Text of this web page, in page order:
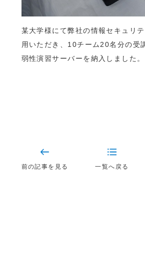
某大学様にて弊社の情報セキュリ
用いただき、10チーム20名分の受
弱性演習サーバーを納入しました。
前の記事を見る 一覧へ戻る